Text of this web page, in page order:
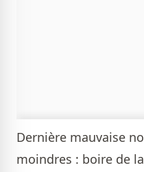
Dernière mauvaise
moindres : boire de